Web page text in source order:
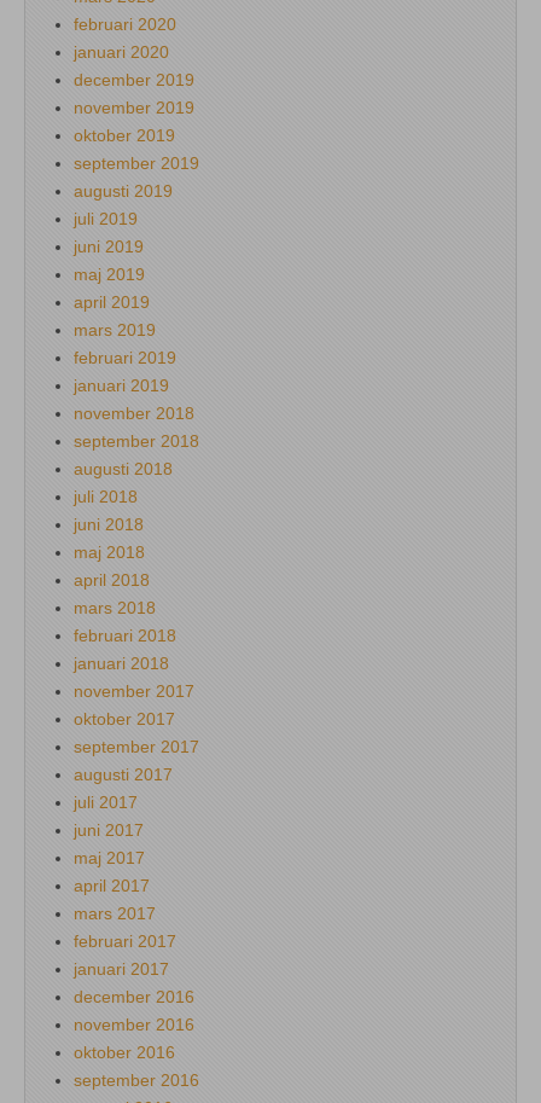
februari 2020
januari 2020
december 2019
november 2019
oktober 2019
september 2019
augusti 2019
juli 2019
juni 2019
maj 2019
april 2019
mars 2019
februari 2019
januari 2019
november 2018
september 2018
augusti 2018
juli 2018
juni 2018
maj 2018
april 2018
mars 2018
februari 2018
januari 2018
november 2017
oktober 2017
september 2017
augusti 2017
juli 2017
juni 2017
maj 2017
april 2017
mars 2017
februari 2017
januari 2017
december 2016
november 2016
oktober 2016
september 2016